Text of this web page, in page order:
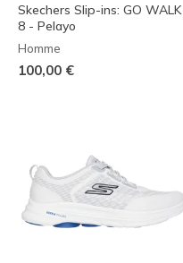
Skechers Slip-ins: GO WALK
8 - Pelayo
Homme
100,00 €